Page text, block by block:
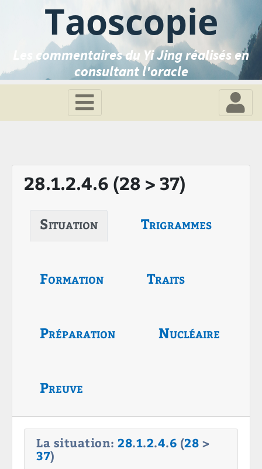
Taoscopie
Les commentaires du Yi Jing réalisés en
consultant l'oracle
28.1.2.4.6 (28 > 37)
Situation Trigrammes
Formation Traits
Préparation Nucléaire
Preuve
La situation: 28.1.2.4.6 (28 >
37)